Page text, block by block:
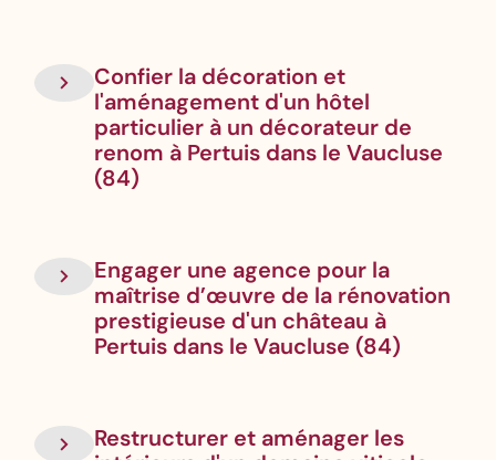
Confier la décoration et
l'aménagement d'un hôtel
particulier à un décorateur de
renom à Pertuis dans le Vaucluse
(84)
Engager une agence pour la
maîtrise d’œuvre de la rénovation
prestigieuse d'un château à
Pertuis dans le Vaucluse (84)
Restructurer et aménager les